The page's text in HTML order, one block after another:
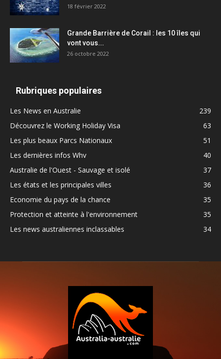
18 février 2022
Grande Barrière de Corail : les 10 îles qui
vont vous...
26 octobre 2022
Rubriques populaires
Les News en Australie
239
Découvrez le Working Holiday Visa
63
Les plus beaux Parcs Nationaux
51
Les dernières infos Whv
40
Australie de l'Ouest - Sauvage et isolé
37
Les états et les principales villes
36
Economie du pays de la chance
35
Protection et atteinte à l'environnement
35
Les news australiennes inclassables
34